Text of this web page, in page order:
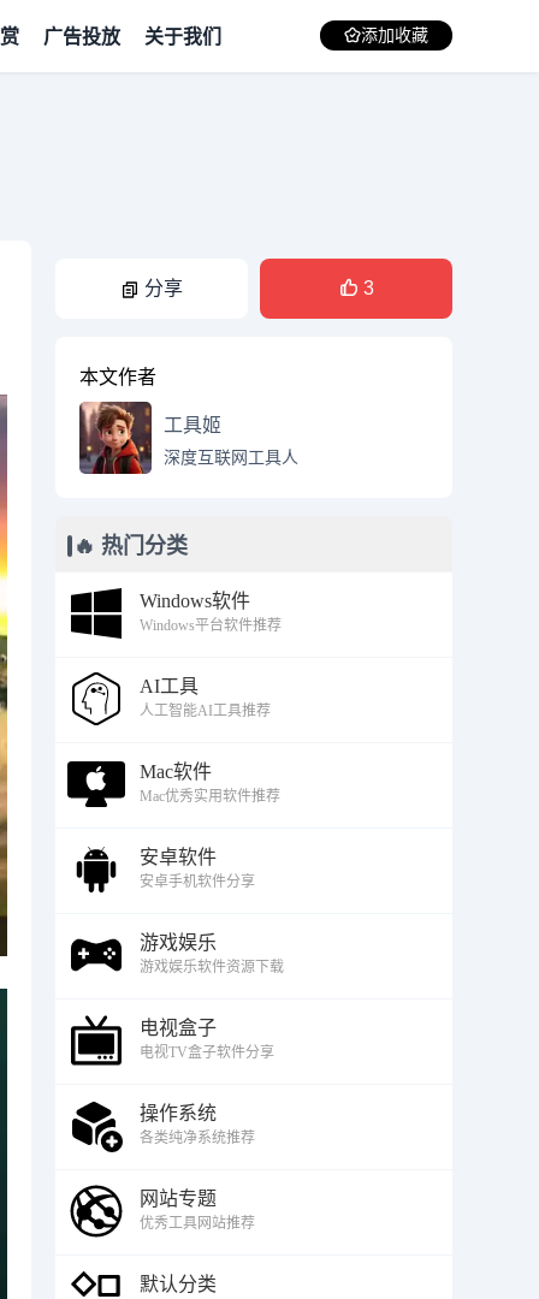
广告投放 关于我们 添加收藏
分享 3
本文作者
工具姬
深度互联网工具人
🔥 热门分类
Windows软件
Windows平台软件推荐
AI工具
人工智能AI工具推荐
Mac软件
Mac优秀实用软件推荐
安卓软件
安卓手机软件分享
游戏娱乐
游戏娱乐软件资源下载
电视盒子
电视TV盒子软件分享
操作系统
各类纯净系统推荐
网站专题
优秀工具网站推荐
默认分类